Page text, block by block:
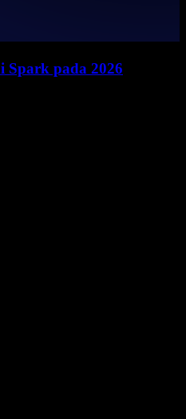
Spark pada 2026